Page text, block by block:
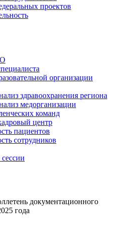
проектов
организации
здравоохранения региона
медорганизации
команд
центр
пациентов
сотрудников
документационного
года